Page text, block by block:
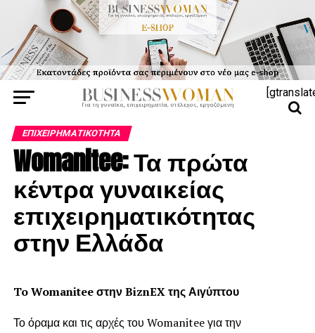
ΕΠΙΧΕΙΡΗΜΑΤΙΚΌΤΗΤΑ
Womanitee: Τα πρώτα
κέντρα γυναικείας
επιχειρηματικότητας
στην Ελλάδα
To Womanitee στην BiznEX της Αιγύπτου
Το όραμα και τις αρχές του Womanitee για την